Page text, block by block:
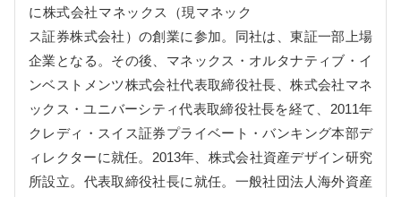
に株式会社マネックス（現マネック
ス証券株式会社）の創業に参加。同社は、東証一部上場
企業となる。その後、マネックス・オルタナティブ・イ
ンベストメンツ株式会社代表取締役社長、株式会社マネ
ックス・ユニバーシティ代表取締役社長を経て、2011年
クレディ・スイス証券プライベート・バンキング本部デ
ィレクターに就任。2013年、株式会社資産デザイン研究
所設立。代表取締役社長に就任。一般社団法人海外資産